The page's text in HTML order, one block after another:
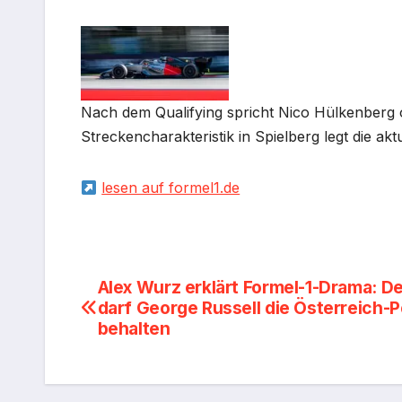
Nach dem Qualifying spricht Nico
Streckencharakteristik in Spielberg legt die
lesen auf formel1.de
Beitragsnavigation
Alex Wurz erklärt Formel-1-Drama:
darf George Russell die Österreich-
behalten